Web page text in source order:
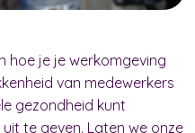
hoe je je werkomgeving
van medewerkers
gezondheid kunt
te geven. Laten we onze